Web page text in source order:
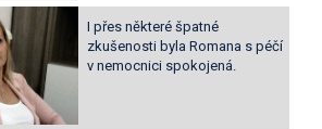
I přes některé špatné
zkušenosti byla Romana s péčí
v nemocnici spokojená.